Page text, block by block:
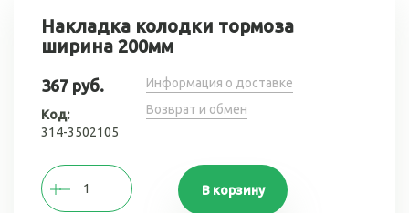
Накладка колодки тормоза
ширина 200мм
367 руб.
Код:
314-3502105
Информация о доставке
Возврат и обмен
В корзину